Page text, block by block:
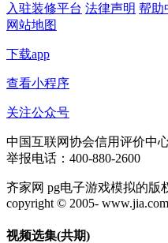
入驻装修平台 法律声明 帮助
网站地图
下载app
查看小程序
关注公众号
中国互联网协会信用评价中
举报电话：400-880-2600
齐家网 pg电子游戏模拟的版
copyright © 2005-
视频选集(共期)